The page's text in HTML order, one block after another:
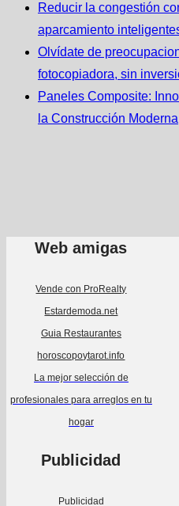
Reducir la congestión
aparcamiento
Olvídate de
fotocopiadora, sin
Paneles Composite:
la Construcción Moderna
Web amigas
Vende con ProRealty
Estardemoda.net
Guia Restaurantes
horoscopoytarot.info
La mejor selección de
profesionales para arreglos en tu
hogar
Publicidad
Publicidad